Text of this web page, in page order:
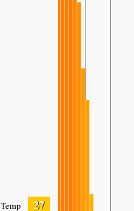
Temp 27